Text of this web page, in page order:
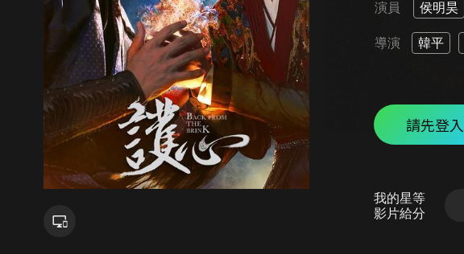
演員 侯明昊
導演 韓平
請先登入
我的星等
影片給分